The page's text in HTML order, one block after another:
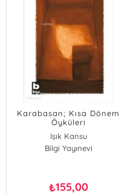
Karabasan; Kısa Dönem
Öyküleri
Işık Kansu
Bilgi Yayınevi
₺155,00